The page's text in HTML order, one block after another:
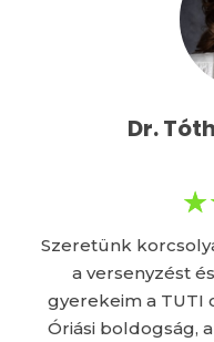
Dr.
Szeretünk
a versenyzést
gyerekeim a TUTI
Óriási boldogság,